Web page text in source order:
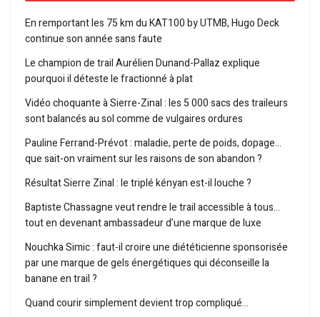
En remportant les 75 km du KAT100 by UTMB, Hugo Deck
continue son année sans faute
Le champion de trail Aurélien Dunand-Pallaz explique
pourquoi il déteste le fractionné à plat
Vidéo choquante à Sierre-Zinal : les 5 000 sacs des traileurs
sont balancés au sol comme de vulgaires ordures
Pauline Ferrand-Prévot : maladie, perte de poids, dopage…
que sait-on vraiment sur les raisons de son abandon ?
Résultat Sierre Zinal : le triplé kényan est-il louche ?
Baptiste Chassagne veut rendre le trail accessible à tous…
tout en devenant ambassadeur d’une marque de luxe
Nouchka Simic : faut-il croire une diététicienne sponsorisée
par une marque de gels énergétiques qui déconseille la
banane en trail ?
Quand courir simplement devient trop compliqué…